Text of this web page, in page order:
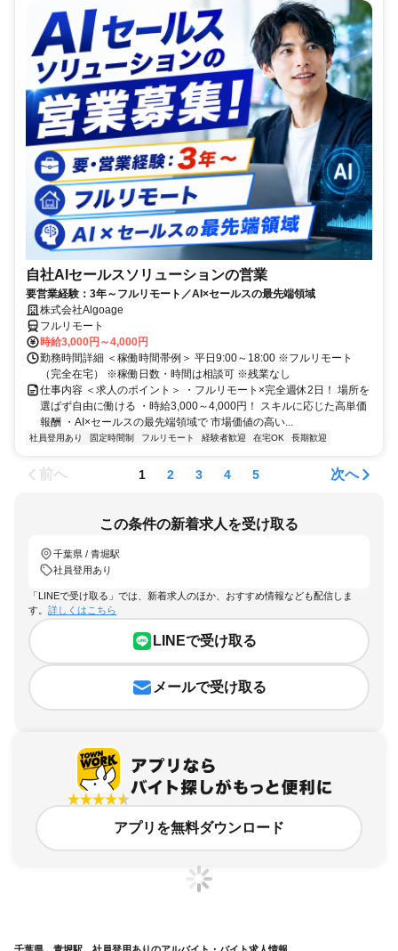
自社AIセールスソリューションの営業
要営業経験：3年～フルリモート／AI×セールスの最先端領域
株式会社Algoage
フルリモート
時給3,000円～4,000円
勤務時間詳細 ＜稼働時間帯例＞ 平日9:00～18:00 ※フルリモート
（完全在宅） ※稼働日数・時間は相談可 ※残業なし
仕事内容 ＜求人のポイント＞ ・フルリモート×完全週休2日！ 場所を
選ばず自由に働ける ・時給3,000～4,000円！ スキルに応じた高単価
報酬 ・AI×セールスの最先端領域で 市場価値の高い...
社員登用あり 固定時間制 フルリモート 経験者歓迎 在宅OK 長期歓迎
前へ 1 2 3 4 5 次へ
この条件の新着求人を受け取る
千葉県 / 青堀駅
社員登用あり
「LINEで受け取る」では、新着求人のほか、おすすめ情報なども配信しま
す。 詳しくはこちら
LINEで受け取る
メールで受け取る
アプリを無料ダウンロード